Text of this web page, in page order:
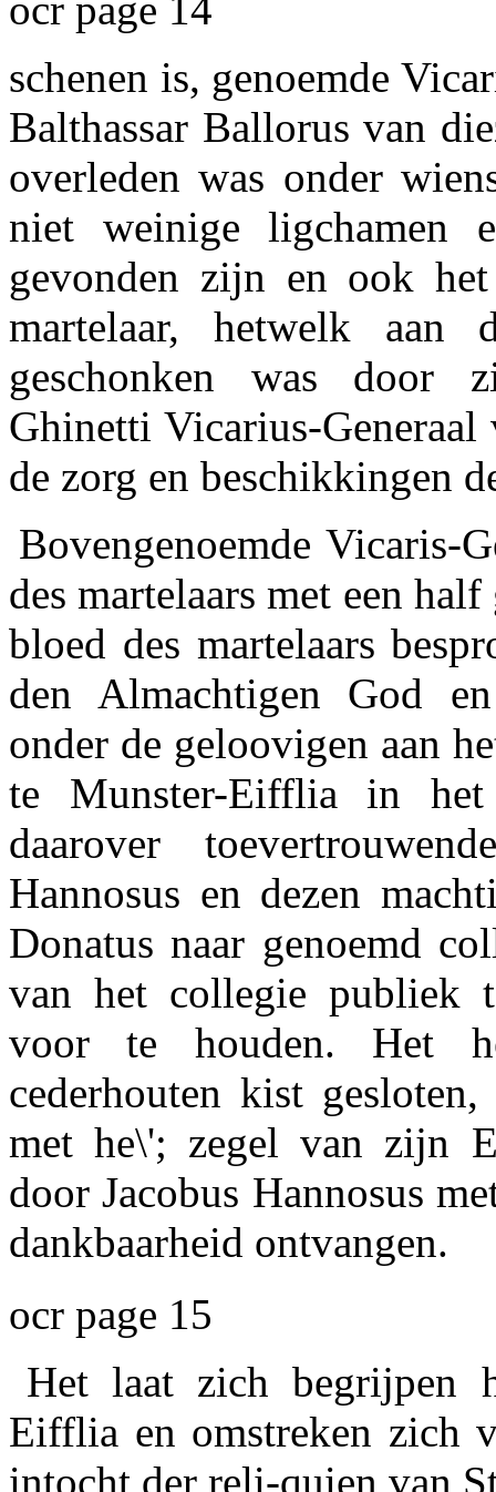
schenen is, genoemde
Balthassar Ballorus van
overleden was onder
niet weinige ligchamen
gevonden zijn en ook
martelaar, hetwelk aan
geschonken was door
Ghinetti Vicarius-
de zorg en beschikkingen
Bovengenoemde Vicaris-
des martelaars met een
bloed des martelaars
den Almachtigen God
onder de geloovigen aan
te Munster-Eifflia in
daarover
Hannosus en dezen
Donatus naar genoemd
van het collegie publiek
voor te houden. Het
cederhouten kist
met he\'; zegel van zijn
door Jacobus Hannosus
dankbaarheid ontvangen.
ocr page 15
Het laat zich begrijpen
Eifflia en omstreken zich
intocht der reli-quien van